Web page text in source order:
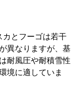
カとフーゴは若干
異なりますが、基
耐風圧や耐積雪性
境に適していま